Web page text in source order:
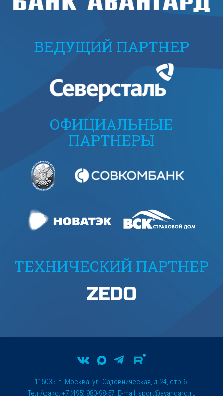
ВЕДУЩИЙ ПАРТНЕР
ОФИЦИАЛЬНЫЕ
ПАРТНЕРЫ
ТЕХНИЧЕСКИЙ ПАРТНЕР
115035, г. Москва, ул. Садовническая, д.24, стр.6.
Тел./факс: +7 (495) 980-98-57. E-mail: sport@avangard.ru